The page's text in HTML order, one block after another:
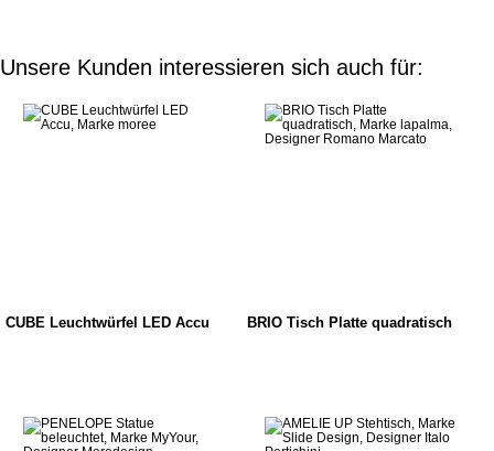
Unsere Kunden interessieren sich auch für:
CUBE Leuchtwürfel LED Accu BRIO Tisch Platte quadratisch